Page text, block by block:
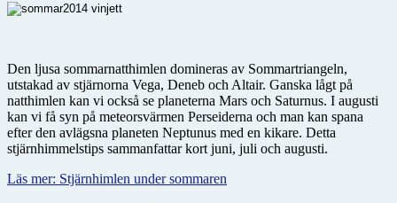
Den ljusa sommarnatthimlen domineras av Sommartriangeln,
utstakad av stjärnorna Vega, Deneb och Altair. Ganska lågt på
natthimlen kan vi också se planeterna Mars och Saturnus. I augusti
kan vi få syn på meteorsvärmen Perseiderna och man kan spana
efter den avlägsna planeten Neptunus med en kikare. Detta
stjärnhimmelstips sammanfattar kort juni, juli och augusti.
Läs mer: Stjärnhimlen under sommaren